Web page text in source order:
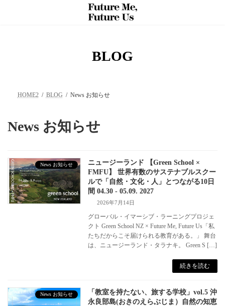
BLOG
HOME2 BLOG News お知らせ
News お知らせ
News お知らせ
ニュージーランド 【Green School ×
FMFU】 世界有数のサステナブルスクー
ルで「自然・文化・人」とつながる10日
間 04.30 - 05.09. 2027
2026年7月14日
グローバル・イマーシブ・ラーニングプロジェ
クト Green School NZ × Future Me, Future Us「私
たちだからこそ届けられる教育がある。」 舞台
は、ニュージーランド・タラナキ。 Green S […]
続きを読む
News お知らせ
「教室を持たない、旅する学校」vol.5 沖
永良部島(おきのえらぶじま）自然の知恵